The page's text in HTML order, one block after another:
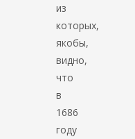
из
которых,
якобы,
видно,
что
в
1686
году